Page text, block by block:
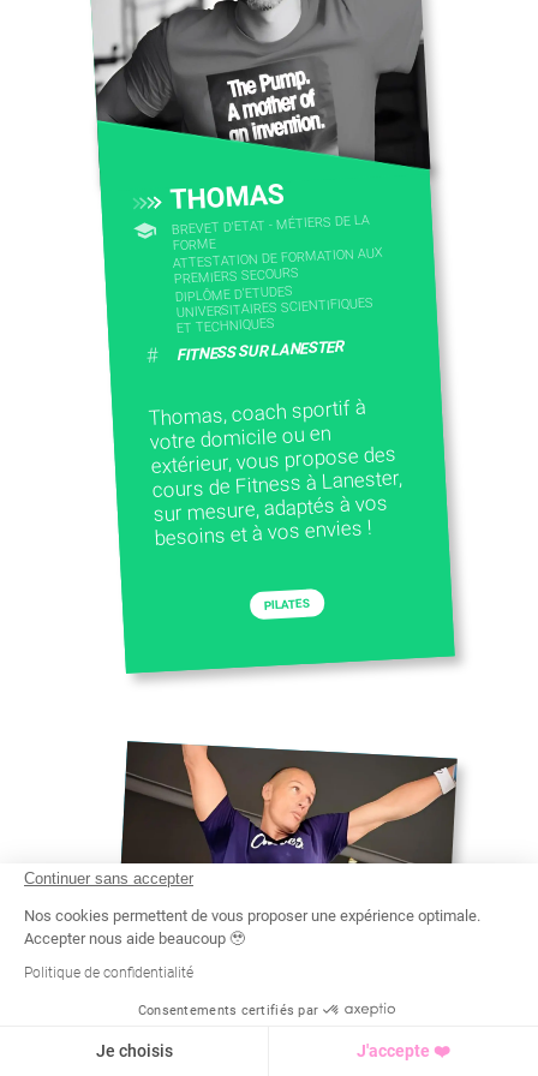
CONTACTEZ-NOUS
THOMAS
BREVET D'ETAT - MÉTIERS DE LA
FORME
ATTESTATION DE FORMATION AUX
PREMIERS SECOURS
DIPLÔME D'ETUDES
UNIVERSITAIRES SCIENTIFIQUES
ET TECHNIQUES
# FITNESS SUR LANESTER
Thomas, coach sportif à
votre domicile ou en
extérieur, vous propose des
cours de Fitness à Lanester,
sur mesure, adaptés à vos
besoins et à vos envies !
PILATES
Continuer sans accepter
Nos cookies permettent de vous proposer une expérience optimale.
Accepter nous aide beaucoup 🥹
Politique de confidentialité
Consentements certifiés par
Je choisis J'accepte ❤️